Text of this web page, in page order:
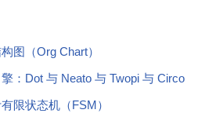
图（Org Chart）
：Dot 与 Neato 与 Twopi 与 Circo
限状态机（FSM）